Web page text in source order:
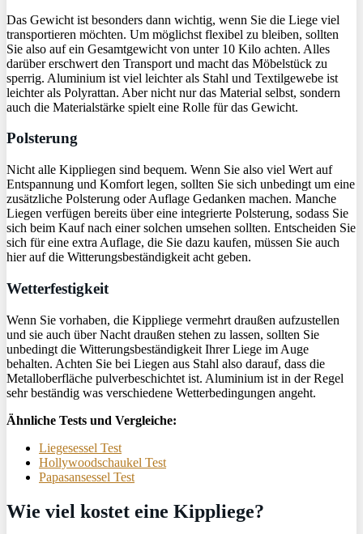
Das Gewicht ist besonders dann wichtig, wenn Sie die Liege viel
transportieren möchten. Um möglichst flexibel zu bleiben, sollten
Sie also auf ein Gesamtgewicht von unter 10 Kilo achten. Alles
darüber erschwert den Transport und macht das Möbelstück zu
sperrig. Aluminium ist viel leichter als Stahl und Textilgewebe ist
leichter als Polyrattan. Aber nicht nur das Material selbst, sondern
auch die Materialstärke spielt eine Rolle für das Gewicht.
Polsterung
Nicht alle Kippliegen sind bequem. Wenn Sie also viel Wert auf
Entspannung und Komfort legen, sollten Sie sich unbedingt um eine
zusätzliche Polsterung oder Auflage Gedanken machen. Manche
Liegen verfügen bereits über eine integrierte Polsterung, sodass Sie
sich beim Kauf nach einer solchen umsehen sollten. Entscheiden Sie
sich für eine extra Auflage, die Sie dazu kaufen, müssen Sie auch
hier auf die Witterungsbeständigkeit acht geben.
Wetterfestigkeit
Wenn Sie vorhaben, die Kippliege vermehrt draußen aufzustellen
und sie auch über Nacht draußen stehen zu lassen, sollten Sie
unbedingt die Witterungsbeständigkeit Ihrer Liege im Auge
behalten. Achten Sie bei Liegen aus Stahl also darauf, dass die
Metalloberfläche pulverbeschichtet ist. Aluminium ist in der Regel
sehr beständig was verschiedene Wetterbedingungen angeht.
Ähnliche Tests und Vergleiche:
Liegesessel Test
Hollywoodschaukel Test
Papasansessel Test
Wie viel kostet eine Kippliege?